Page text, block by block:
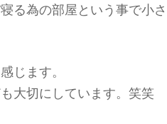
る為の部屋という事で小さ
じます。
大切にしています。笑笑